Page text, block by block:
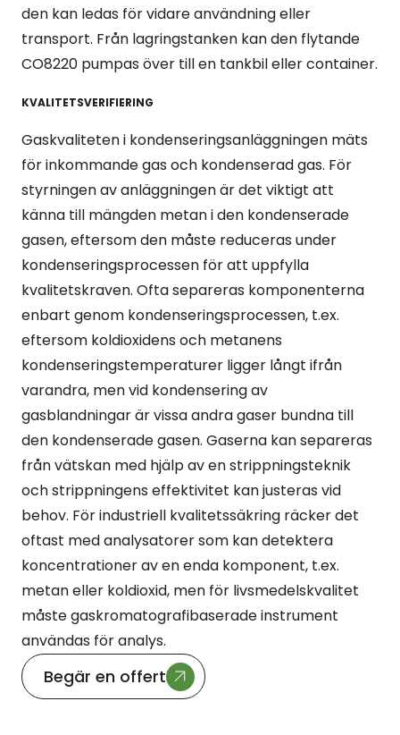
den kan ledas för vidare användning eller
transport. Från lagringstanken kan den flytande
CO8220 pumpas över till en tankbil eller container.
KVALITETSVERIFIERING
Gaskvaliteten i kondenseringsanläggningen mäts
för inkommande gas och kondenserad gas. För
styrningen av anläggningen är det viktigt att
känna till mängden metan i den kondenserade
gasen, eftersom den måste reduceras under
kondenseringsprocessen för att uppfylla
kvalitetskraven. Ofta separeras komponenterna
enbart genom kondenseringsprocessen, t.ex.
eftersom koldioxidens och metanens
kondenseringstemperaturer ligger långt ifrån
varandra, men vid kondensering av
gasblandningar är vissa andra gaser bundna till
den kondenserade gasen. Gaserna kan separeras
från vätskan med hjälp av en strippningsteknik
och strippningens effektivitet kan justeras vid
behov. För industriell kvalitetssäkring räcker det
oftast med analysatorer som kan detektera
koncentrationer av en enda komponent, t.ex.
metan eller koldioxid, men för livsmedelskvalitet
måste gaskromatografibaserade instrument
användas för analys.
Begär en offert